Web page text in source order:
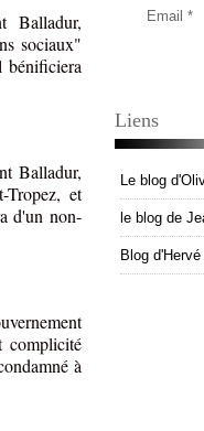
Balladur,
sociaux"
bénificiera
Balladur,
Tropez, et
d'un non-
complicité
à
Email
Liens
Le blog
le blog de
Blog